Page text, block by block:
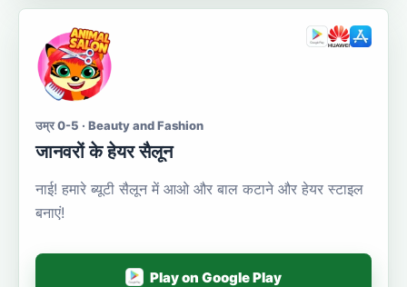
उम्र 0-5 · Beauty and Fashion
जानवरों के हेयर सैलून
नाई! हमारे ब्यूटी सैलून में आओ और बाल कटाने और हेयर स्टाइल
बनाएं!
Play on Google Play